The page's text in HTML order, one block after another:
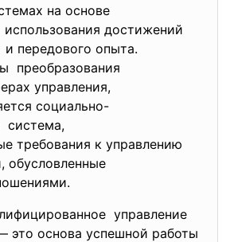
на основе
достижений
передового опыта.
преобразования
управления,
социально-
система,
требования к управлению
обусловленные
управление
это основа успешной работы